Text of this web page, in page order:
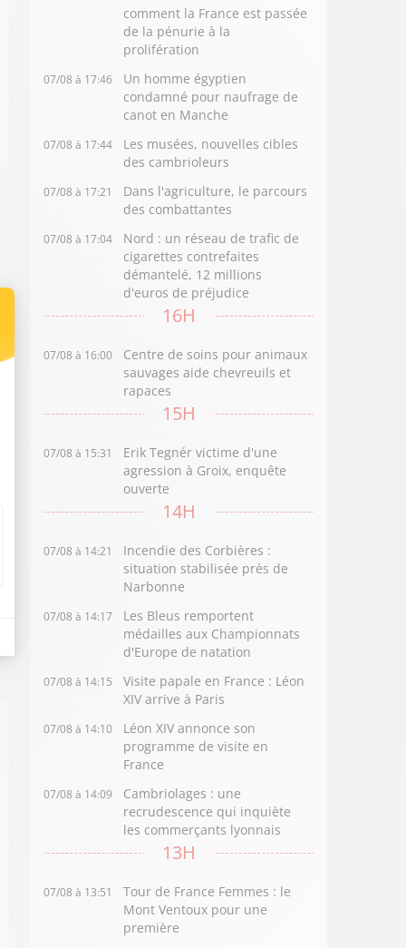
comment la France est passée
de la pénurie à la
prolifération
07/08 à 17:46
Un homme égyptien
condamné pour naufrage de
canot en Manche
07/08 à 17:44
Les musées, nouvelles cibles
des cambrioleurs
07/08 à 17:21
Dans l'agriculture, le parcours
des combattantes
07/08 à 17:04
Nord : un réseau de trafic de
cigarettes contrefaites
démantelé, 12 millions
d'euros de préjudice
16H
07/08 à 16:00
Centre de soins pour animaux
sauvages aide chevreuils et
rapaces
15H
07/08 à 15:31
Erik Tegnér victime d'une
agression à Groix, enquête
ouverte
14H
07/08 à 14:21
Incendie des Corbières :
situation stabilisée près de
Narbonne
07/08 à 14:17
Les Bleus remportent
médailles aux Championnats
d'Europe de natation
07/08 à 14:15
Visite papale en France : Léon
XIV arrive à Paris
07/08 à 14:10
Léon XIV annonce son
programme de visite en
France
07/08 à 14:09
Cambriolages : une
recrudescence qui inquiète
les commerçants lyonnais
13H
07/08 à 13:51
Tour de France Femmes : le
Mont Ventoux pour une
première